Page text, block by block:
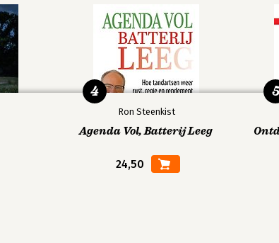
Ron Steenkist
Agenda Vol, Batterij Leeg
24,50
4 5